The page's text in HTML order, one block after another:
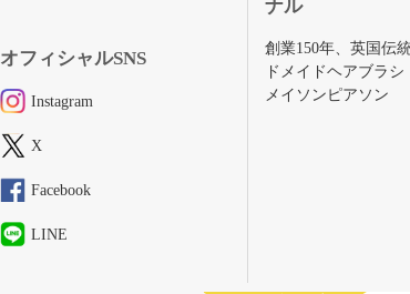
オフィシャルSNS
Instagram
X
Facebook
LINE
ナル
創業150年、英国伝
ドメイドヘアブラシ
メイソンピアソン